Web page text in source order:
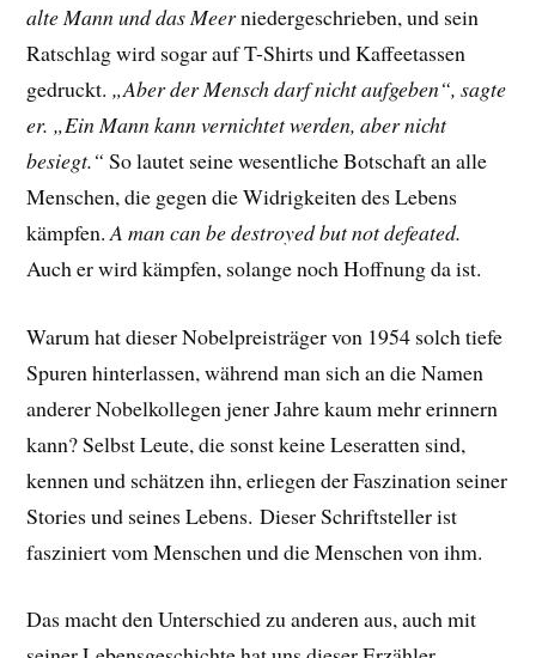
alte Mann und das Meerniedergeschrieben, und sein
Ratschlag wird sogar auf T-Shirts und Kaffeetassen
gedruckt. „Aber der Mensch darf nicht aufgeben“, sagte
er. „Ein Mann kann vernichtet werden, aber nicht
besiegt.“So lautet seine wesentliche Botschaft an alle
Menschen, die gegen die Widrigkeiten des Lebens
kämpfen. A man can be destroyed but not defeated.
Auch er wird kämpfen, solange noch Hoffnung da ist.
Warum hat dieser Nobelpreisträger von 1954 solch tiefe
Spuren hinterlassen, während man sich an die Namen
anderer Nobelkollegen jener Jahre kaum mehr erinnern
kann? Selbst Leute, die sonst keine Leseratten sind,
kennen und schätzen ihn, erliegen der Faszination seiner
Stories und seines Lebens. Dieser Schriftsteller ist
fasziniert vom Menschen und die Menschen von ihm.
Das macht den Unterschied zu anderen aus, auch mit